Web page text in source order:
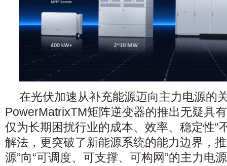
在光伏加速从补充能源迈向主力电源的
PowerMatrixTM矩阵逆变器的推出无疑具
仅为长期困扰行业的成本、效率、稳定性“
解法，更突破了新能源系统的能力边界，
源”向“可调度、可支撑、可构网”的主力电